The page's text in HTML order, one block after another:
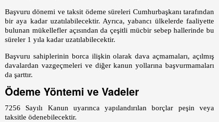
Başvuru dönemi ve taksit ödeme süreleri Cumhurbaşkanı tarafından
bir aya kadar uzatılabilecektir. Ayrıca, yabancı ülkelerde faaliyette
bulunan mükellefler açısından da çeşitli mücbir sebep hallerinde bu
süreler 1 yıla kadar uzatılabilecektir.
Başvuru sahiplerinin borca ilişkin olarak dava açmamaları, açılmış
davalardan vazgeçmeleri ve diğer kanun yollarına başvurmamaları
da şarttır.
Ödeme Yöntemi ve Vadeler
7256 Sayılı Kanun uyarınca yapılandırılan borçlar peşin veya
taksitle ödenebilecektir.